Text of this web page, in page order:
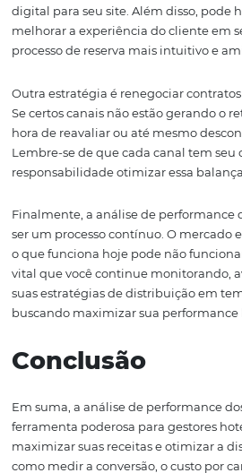
também quanto você está
maior a receita, melhor será a
avaliar a performance dos
Com uma visão clara das taxas
os gestores podem ajustar suas
implementando políticas de
potencial, mas que ainda não
esperado.
4. Tomando
Distribuição
Rentáveis
Depois de coletar e analisar
dos canais de venda, o próximo